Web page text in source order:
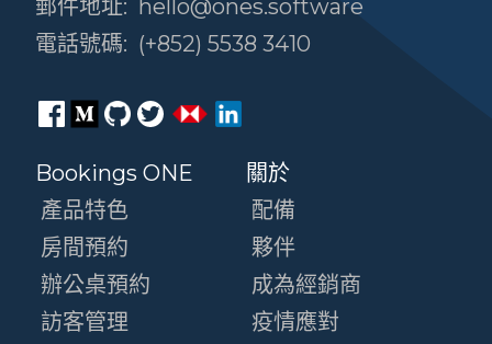
郵件地址: hello@ones.software
電話號碼: (+852) 5538 3410
Bookings ONE
產品特色
房間預約
辦公桌預約
訪客管理
關於
配備
夥伴
成為經銷商
疫情應對